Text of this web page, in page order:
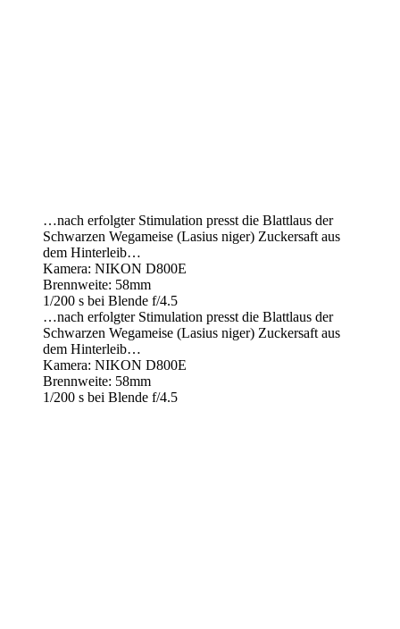
…nach erfolgter Stimulation presst die Blattlaus der
Schwarzen Wegameise (Lasius niger) Zuckersaft aus
dem Hinterleib…
Kamera: NIKON D800E
Brennweite: 58mm
1/200 s bei Blende f/4.5
…nach erfolgter Stimulation presst die Blattlaus der
Schwarzen Wegameise (Lasius niger) Zuckersaft aus
dem Hinterleib…
Kamera: NIKON D800E
Brennweite: 58mm
1/200 s bei Blende f/4.5